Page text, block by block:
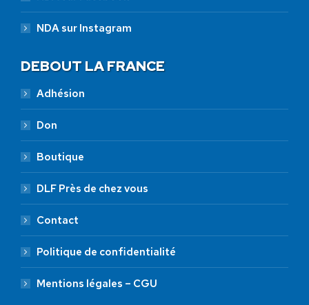
NDA sur Instagram
DEBOUT LA FRANCE
Adhésion
Don
Boutique
DLF Près de chez vous
Contact
Politique de confidentialité
Mentions légales – CGU